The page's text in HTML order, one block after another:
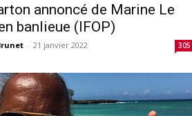
annoncé de Marine Le
banlieue (IFOP)
- 21 janvier 2022 305